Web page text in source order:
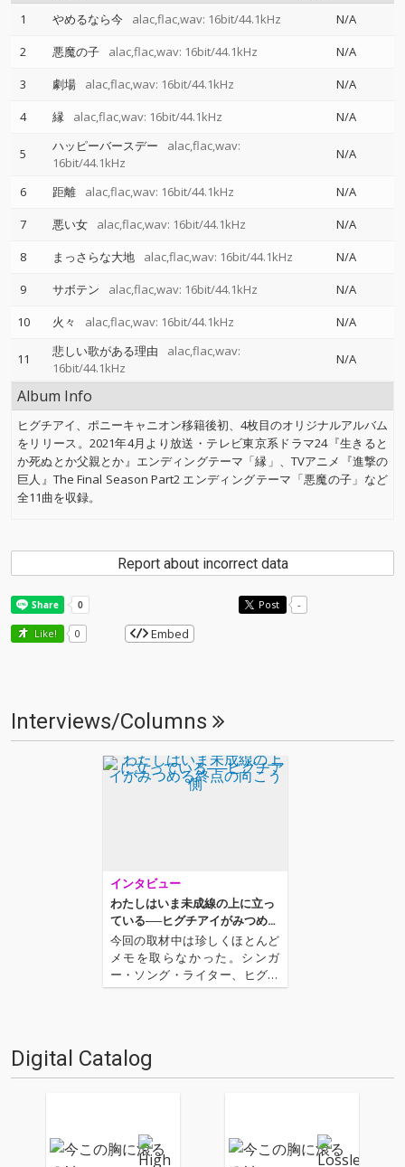
1 やめるなら今 alac,flac,wav: 16bit/44.1kHz
N/A
2
悪魔の子 alac,flac,wav: 16bit/44.1kHz
N/A
3
劇場 alac,flac,wav: 16bit/44.1kHz
N/A
4
縁 alac,flac,wav: 16bit/44.1kHz N/A
5 ハッピーバースデー
alac,flac,wav:
16bit/44.1kHz
N/A
6 距離 alac,flac,wav: 16bit/44.1kHz
N/A
7
悪い女 alac,flac,wav: 16bit/44.1kHz
N/A
8
まっさらな大地 alac,flac,wav: 16bit/44.1kHz
N/A
9
サボテン alac,flac,wav: 16bit/44.1kHz
N/A
10
火々 alac,flac,wav: 16bit/44.1kHz N/A
11 悲しい歌がある理由
alac,flac,wav:
16bit/44.1kHz
N/A
Album Info
ヒグチアイ、ポニーキャニオン移籍後初、4枚目のオリジナルアルバム
をリリース。2021年4月より放送・テレビ東京系ドラマ24『生きると
か死ぬとか父親とか』エンディングテーマ「縁」、TVアニメ『進撃の
巨人』The Final Season Part2 エンディングテーマ「悪魔の子」など
全11曲を収録。
Report about incorrect data
Post -
Like! 0 Embed
Interviews/Columns
インタビュー
わたしはいま未成線の上に立っ
ている──ヒグチアイがみつめる
終点の向こう側
今回の取材中は珍しくほとんど
メモを取らなかった。シンガ
ー・ソング・ライター、ヒグチ
アイの話を目と耳で覚えておき
きつける魅力があった。「終着
駅の向こう側ってなんなんだろ
Digital Catalog